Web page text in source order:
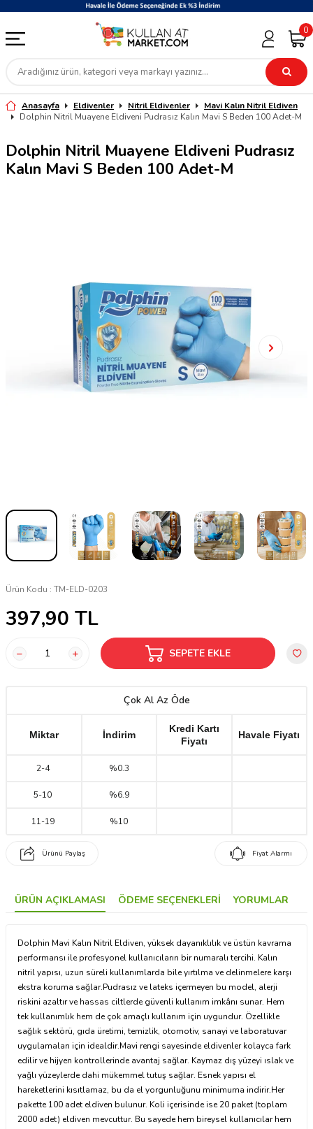
0
Anasayfa Eldivenler Nitril Eldivenler
Mavi Kalın Nitril Eldiven
Dolphin Nitril Muayene Eldiveni Pudrasız Kalın Mavi S Beden 100 Adet-M
Dolphin Nitril Muayene Eldiveni Pudrasız
Kalın Mavi S Beden 100 Adet-M
Ürün Kodu : TM-ELD-0203
397,90 TL
SEPETE EKLE
Çok Al Az Öde
Miktar İndirim
Kredi Kartı
Fiyatı
Havale Fiyatı
2-4 %0.3
5-10 %6.9
11-19 %10
Ürünü Paylaş Fiyat Alarmı
ÜRÜN AÇIKLAMASI ÖDEME SEÇENEKLERI YORUMLAR
Dolphin Mavi Kalın Nitril Eldiven, yüksek dayanıklılık ve üstün kavrama
performansı ile profesyonel kullanıcıların bir numaralı tercihi. Kalın
nitril yapısı, uzun süreli kullanımlarda bile yırtılma ve delinmelere karşı
ekstra koruma sağlar.Pudrasız ve lateks içermeyen bu model, alerji
riskini azaltır ve hassas ciltlerde güvenli kullanım imkânı sunar. Hem
tek kullanımlık hem de çok amaçlı kullanım için uygundur. Özellikle
sağlık sektörü, gıda üretimi, temizlik, otomotiv, sanayi ve laboratuvar
uygulamaları için idealdir.Mavi rengi sayesinde eldivenler kolayca fark
edilir ve hijyen kontrollerinde avantaj sağlar. Kaymaz dış yüzeyi ıslak ve
yağlı yüzeylerde dahi mükemmel tutuş sağlar. Esnek yapısı el
hareketlerini kısıtlamaz, bu da el yorgunluğunu minimuma indirir.Her
pakette 100 adet eldiven bulunur. Koli içerisinde ise 20 paket (toplam
2000 adet) eldiven mevcuttur. Bu sayede hem bireysel kullanıcılar hem